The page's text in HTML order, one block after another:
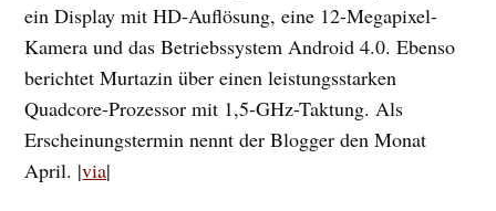
ein Display mit HD-Auflösung, eine 12-Megapixel-
Kamera und das Betriebssystem Android 4.0. Ebenso
berichtet Murtazin über einen leistungsstarken
Quadcore-Prozessor mit 1,5-GHz-Taktung. Als
Erscheinungstermin nennt der Blogger den Monat
April. |via|